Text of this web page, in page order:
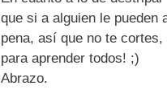
que si a alguien le pueden
pena, así que no te
para aprender todos! ;)
Abrazo.